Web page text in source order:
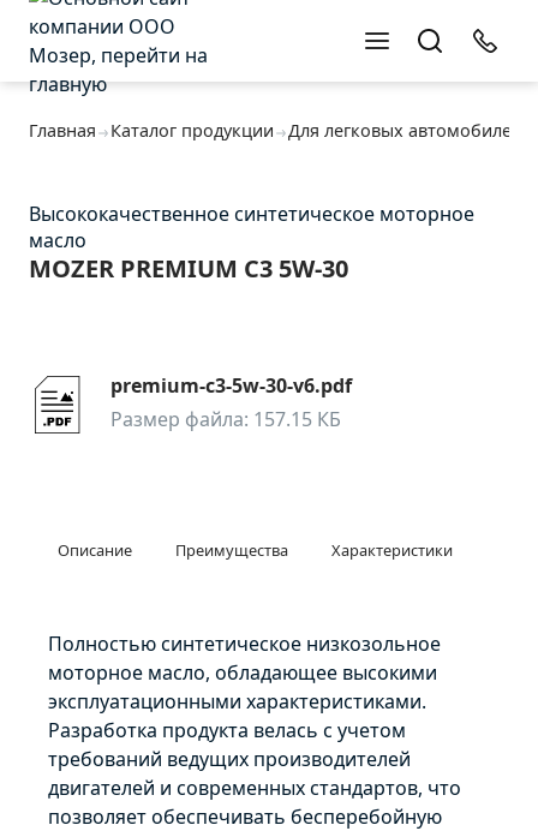
Главная Каталог продукции Для легковых автомобилей
Высококачественное синтетическое моторное
масло
MOZER PREMIUM C3 5W-30
premium-c3-5w-30-v6.pdf
Размер файла: 157.15 КБ
Описание Преимущества Характеристики
Полностью синтетическое низкозольное
моторное масло, обладающее высокими
эксплуатационными характеристиками.
Разработка продукта велась с учетом
требований ведущих производителей
двигателей и современных стандартов, что
позволяет обеспечивать бесперебойную
Оставьте заявку
Оставьте заявку